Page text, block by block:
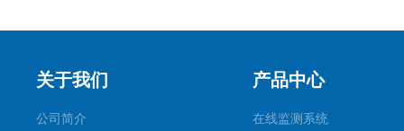
关于我们
公司简介
产品中心
在线监测系统